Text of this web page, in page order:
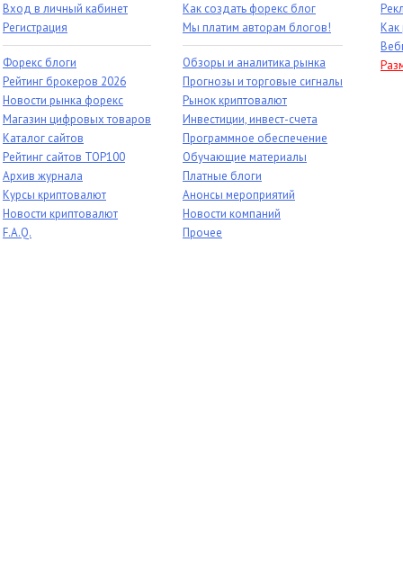
Вход в личный кабинет
Регистрация
Форекс блоги
Рейтинг брокеров 2026
Новости рынка форекс
Магазин цифровых товаров
Каталог сайтов
Рейтинг сайтов TOP100
Архив журнала
Курсы криптовалют
Новости криптовалют
F.A.Q.
Как создать форекс блог
Мы платим авторам блогов!
Обзоры и аналитика рынка
Прогнозы и торговые сигналы
Рынок криптовалют
Инвестиции, инвест-счета
Программное обеспечение
Обучающие материалы
Платные блоги
Анонсы мероприятий
Новости компаний
Прочее
Как